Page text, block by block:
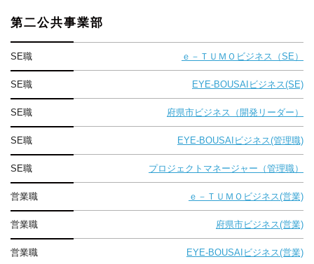
第二公共事業部
SE職 ｅ－ＴＵＭＯビジネス（SE）
SE職 EYE-BOUSAIビジネス(SE)
SE職 府県市ビジネス（開発リーダー）
SE職 EYE-BOUSAIビジネス(管理職)
SE職 プロジェクトマネージャー（管理職）
営業職 ｅ－ＴＵＭＯビジネス(営業)
営業職 府県市ビジネス(営業)
営業職 EYE-BOUSAIビジネス(営業)